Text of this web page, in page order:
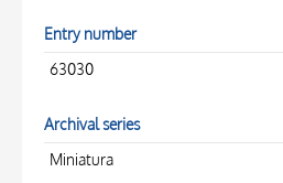
Entry number
63030
Archival series
Miniatura